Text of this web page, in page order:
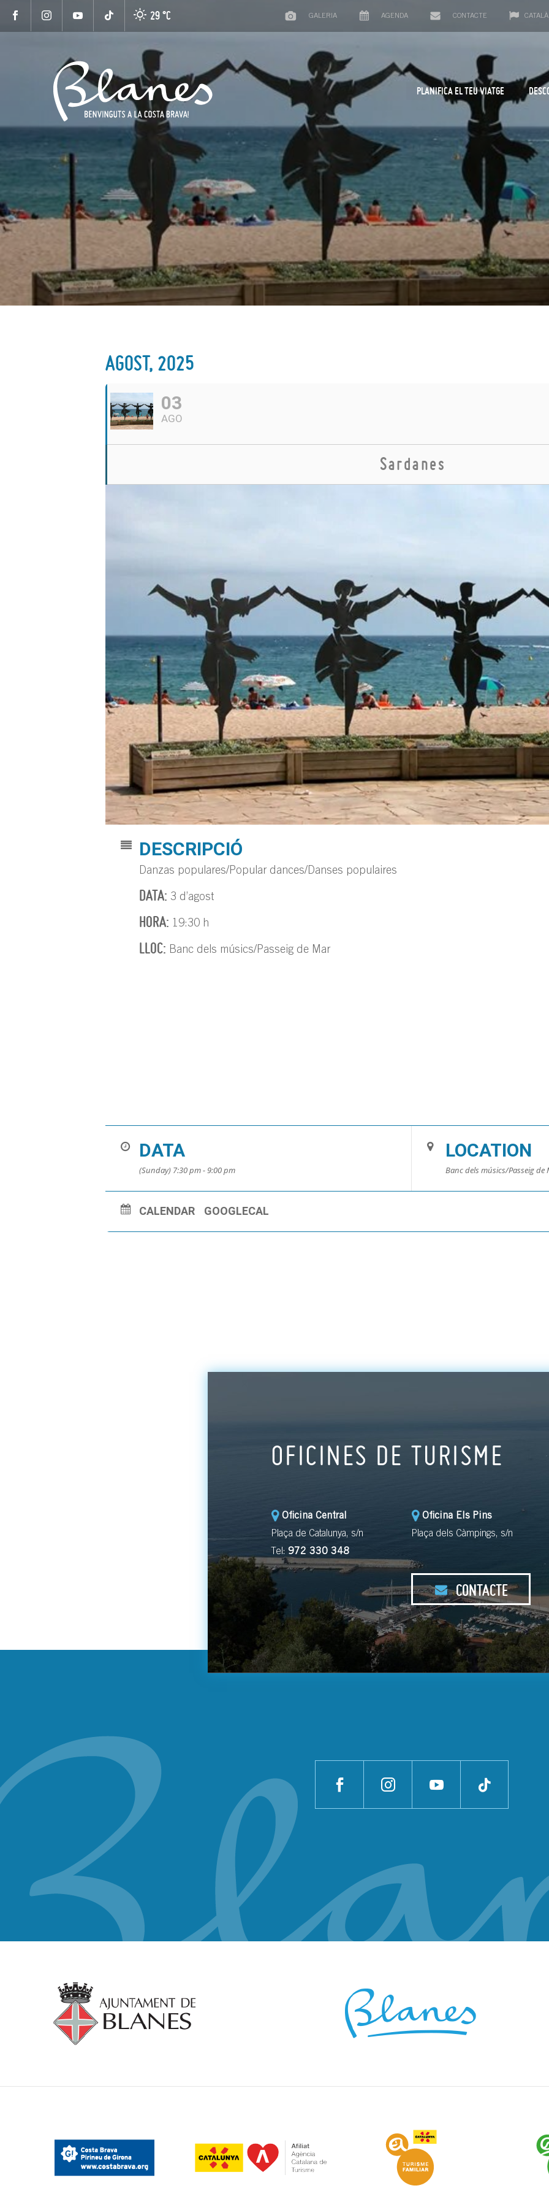
29 °C GALERIA AGENDA CONTACTE CATALÀ
PLANIFICA EL TEU VIATGE
AGOST, 2025
03
AGO
Sardanes
DESCRIPCIÓ
Danzas populares/Popular dances/Danses populaires
DATA: 3 d’agost
HORA: 19:30 h
LLOC: Banc dels músics/Passeig de Mar
DATA
(Sunday) 7:30 pm - 9:00 pm
LOCATION
Banc dels músics/Passeig de
CALENDAR GOOGLECAL
OFICINES DE TURISME
Oficina Central
Plaça de Catalunya, s/n
Tel: 972 330 348
Oficina Els Pins
Plaça dels Càmpings, s/n
CONTACTE